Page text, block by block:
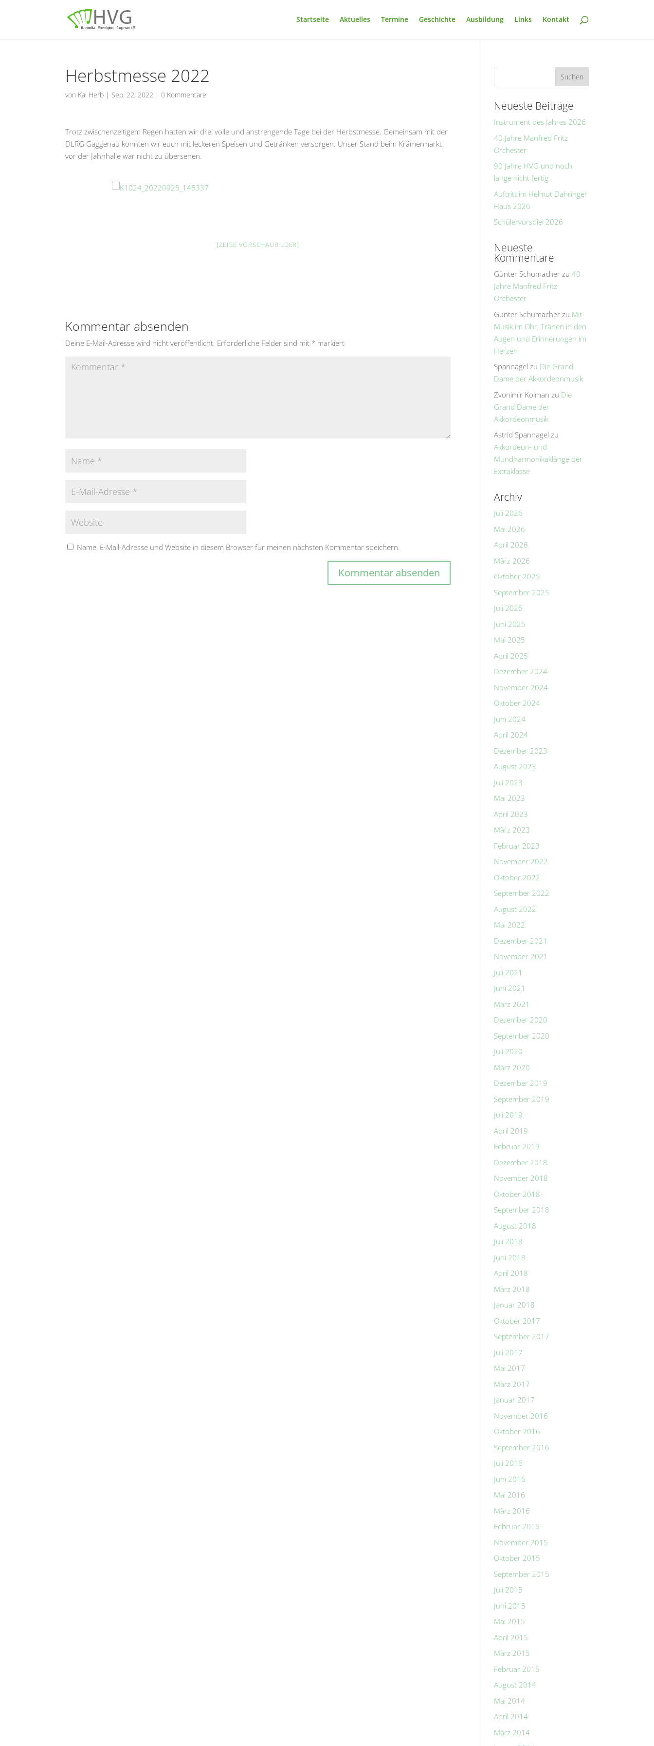
Startseite Aktuelles Termine Geschichte Ausbildung Links Kontakt
Herbstmesse 2022
von Kai Herb | Sep. 22, 2022 |0 Kommentare
Trotz zwischenzeitigem Regen hatten wir drei volle und anstrengende Tage bei der Herbstmesse. Gemeinsam mit der
DLRG Gaggenau konnten wir euch mit leckeren Speisen und Getränken versorgen. Unser Stand beim Krämermarkt
vor der Jahnhalle war nicht zu übersehen.
[ZEIGE VORSCHAUBILDER]
Kommentar absenden
Deine E-Mail-Adresse wird nicht veröffentlicht. Erforderliche Felder sind mit * markiert
Name, E-Mail-Adresse und Website in diesem Browser für meinen nächsten Kommentar speichern.
Neueste Beiträge
Instrument des Jahres 2026
40 Jahre Manfred Fritz
Orchester
90 Jahre HVG und noch
lange nicht fertig
Auftritt im Helmut Dahringer
Haus 2026
Schülervorspiel 2026
Neueste
Kommentare
Günter Schumacher zu40
Jahre Manfred Fritz
Orchester
Günter Schumacher zu Mit
Musik im Ohr, Tränen in den
Augen und Erinnerungen im
Herzen
Spannagel zu Die Grand
Dame der Akkordeonmusik
Zvonimir Kolman zu Die
Grand Dame der
Akkordeonmusik
Astrid Spannagel zu
Akkordeon- und
Mundharmonikaklänge der
Extraklasse
Archiv
Juli 2026
Mai 2026
April 2026
März 2026
Oktober 2025
September 2025
Juli 2025
Juni 2025
Mai 2025
April 2025
Dezember 2024
November 2024
Oktober 2024
Juni 2024
April 2024
Dezember 2023
August 2023
Juli 2023
Mai 2023
April 2023
März 2023
Februar 2023
November 2022
Oktober 2022
September 2022
August 2022
Mai 2022
Dezember 2021
November 2021
Juli 2021
Juni 2021
März 2021
Dezember 2020
September 2020
Juli 2020
März 2020
Dezember 2019
September 2019
Juli 2019
April 2019
Februar 2019
Dezember 2018
November 2018
Oktober 2018
September 2018
August 2018
Juli 2018
Juni 2018
April 2018
März 2018
Januar 2018
Oktober 2017
September 2017
Juli 2017
Mai 2017
März 2017
Januar 2017
November 2016
Oktober 2016
September 2016
Juli 2016
Juni 2016
Mai 2016
März 2016
Februar 2016
November 2015
Oktober 2015
September 2015
Juli 2015
Juni 2015
Mai 2015
April 2015
März 2015
Februar 2015
August 2014
Mai 2014
April 2014
März 2014